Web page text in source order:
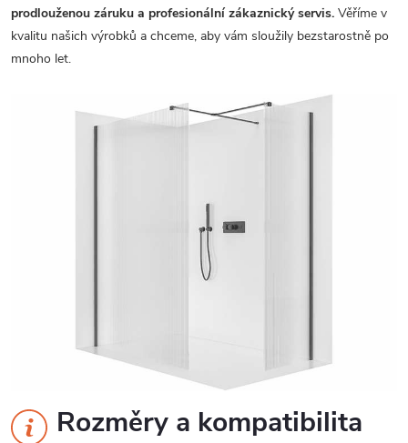
prodlouženou záruku a profesionální zákaznický servis. Věříme v
kvalitu našich výrobků a chceme, aby vám sloužily bezstarostně po
mnoho let.
Rozměry a kompatibilita